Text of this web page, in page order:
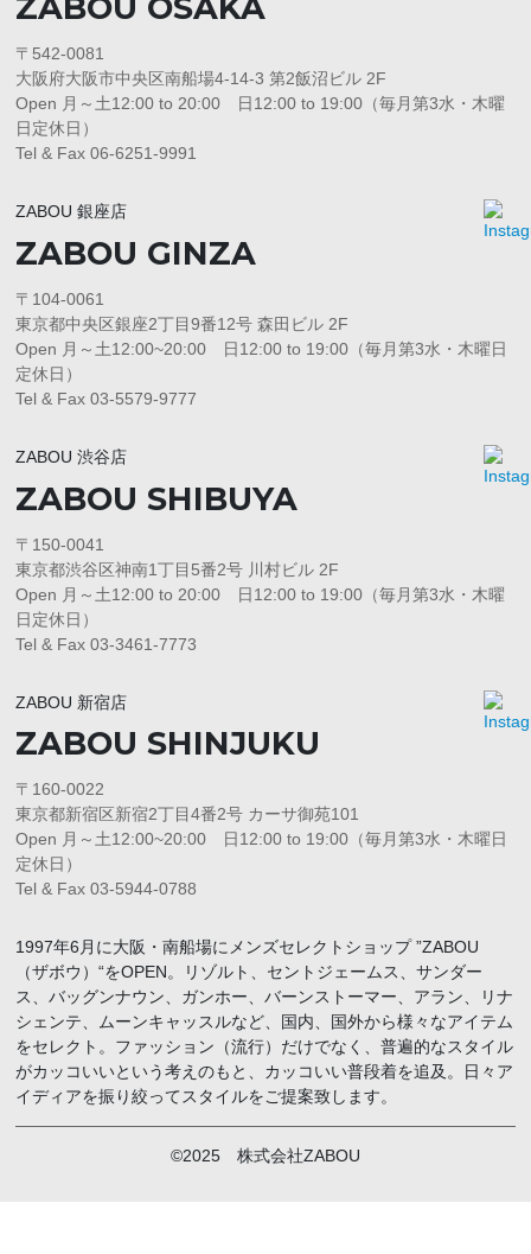
ZABOU OSAKA
〒542-0081
大阪府大阪市中央区南船場4-14-3 第2飯沼ビル 2F
Open 月～土12:00 to 20:00 日12:00 to 19:00（毎月第3水・木曜
日定休日）
Tel & Fax 06-6251-9991
ZABOU 銀座店
ZABOU GINZA
〒104-0061
東京都中央区銀座2丁目9番12号 森田ビル 2F
Open 月～土12:00~20:00 日12:00 to 19:00（毎月第3水・木曜日
定休日）
Tel & Fax 03-5579-9777
ZABOU 渋谷店
ZABOU SHIBUYA
〒150-0041
東京都渋谷区神南1丁目5番2号 川村ビル 2F
Open 月～土12:00 to 20:00 日12:00 to 19:00（毎月第3水・木曜
日定休日）
Tel & Fax 03-3461-7773
ZABOU 新宿店
ZABOU SHINJUKU
〒160-0022
東京都新宿区新宿2丁目4番2号 カーサ御苑101
Open 月～土12:00~20:00 日12:00 to 19:00（毎月第3水・木曜日
定休日）
Tel & Fax 03-5944-0788
1997年6月に大阪・南船場にメンズセレクトショップ ”ZABOU
（ザボウ）“をOPEN。リゾルト、セントジェームス、サンダー
ス、バッグンナウン、ガンホー、バーンストーマー、アラン、リナ
シェンテ、ムーンキャッスルなど、国内、国外から様々なアイテム
をセレクト。ファッション（流行）だけでなく、普遍的なスタイル
がカッコいいという考えのもと、カッコいい普段着を追及。日々ア
イディアを振り絞ってスタイルをご提案致します。
©2025 株式会社ZABOU